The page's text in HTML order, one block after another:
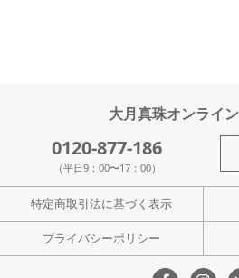
大月真珠オンライ
0120-877-186
（平日9：00〜17：00）
特定商取引法に基づく表示
プライバシーポリシー